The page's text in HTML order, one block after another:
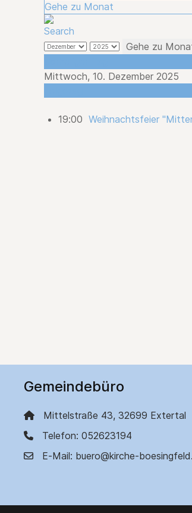
Gehe zu Monat
Gehe zu
Mittwoch, 10. Dezember 2025
19:00 Weihnachtsfeier
Gemeindebüro
Mittelstraße 43, 32699 Extertal
Telefon: 052623194
E-Mail: buero@kirche-